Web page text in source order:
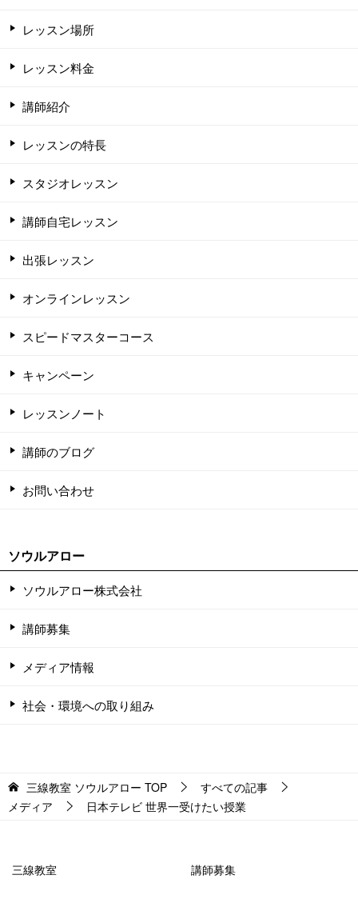
レッスン場所
レッスン料金
講師紹介
レッスンの特長
スタジオレッスン
講師自宅レッスン
出張レッスン
オンラインレッスン
スピードマスターコース
キャンペーン
レッスンノート
講師のブログ
お問い合わせ
ソウルアロー
ソウルアロー株式会社
講師募集
メディア情報
社会・環境への取り組み
三線教室 ソウルアロー TOP
すべての記事
メディア
日本テレビ 世界一受けたい授業
三線教室 講師募集